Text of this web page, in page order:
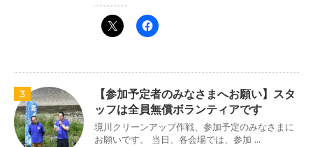
3
【参加予定者のみなさまへお願い】スタ
ッフは全員無償ボランティアです
境川クリーンアップ作戦、参加予定のみなさまに
お願いです。 当日、各会場では、参加 ...